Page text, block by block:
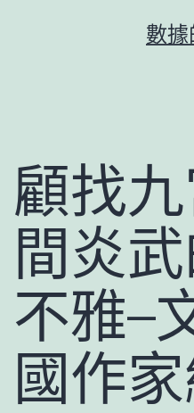
數
顧找
間炎
不雅–
國作